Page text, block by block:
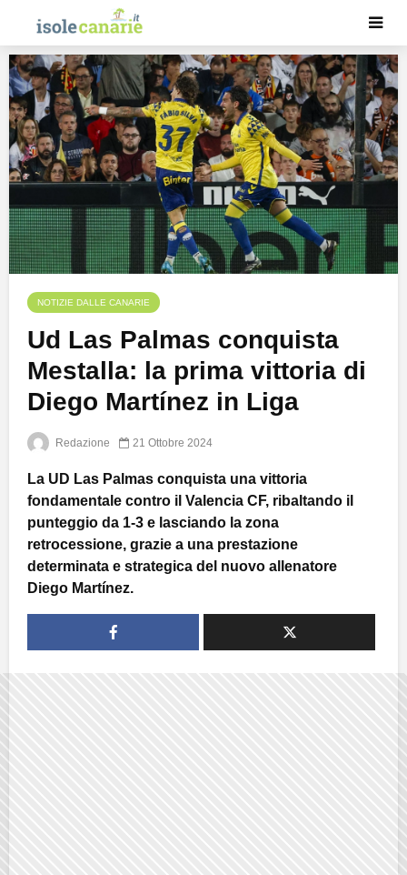
NOTIZIE DALLE CANARIE
Ud Las Palmas conquista
Mestalla: la prima vittoria di
Diego Martínez in Liga
Redazione 21 Ottobre 2024
La UD Las Palmas conquista una vittoria
fondamentale contro il Valencia CF, ribaltando il
punteggio da 1-3 e lasciando la zona
retrocessione, grazie a una prestazione
determinata e strategica del nuovo allenatore
Diego Martínez.